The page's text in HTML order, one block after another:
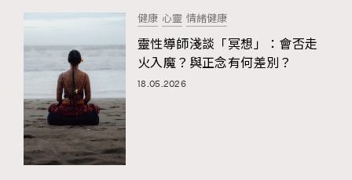
健康 心靈 情緒健康
靈性導師淺談「冥想」：會否走
火入魔？與正念有何差別？
18.05.2026